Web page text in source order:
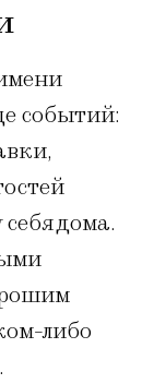
событий:
дома.
либо